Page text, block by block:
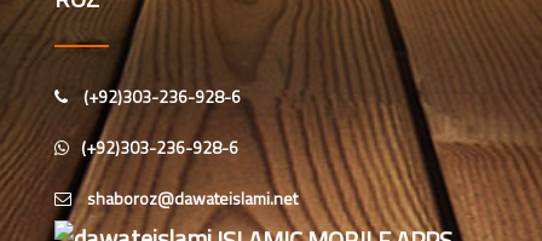
عبد الرسول (درجہ خامسہ مرکزی
جامعۃ المدینہ فیضان مدینہ ،کراچی
،پاکستان)
مدنی رضا(درجہ سادسہ مرکز ی جامعۃ
المدینہ فیضان مدینہ ،کراچی،پاکستان)
حافظ محمد مصطفٰی عطاری (درجہ سادسہ
(+92)303-236-928-6
(+92)303-236-928-6